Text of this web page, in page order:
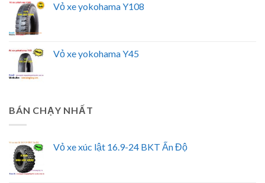
Vỏ xe yokohama Y108
Vỏ xe yokohama Y45
BÁN CHẠY NHẤT
Vỏ xe xúc lật 16.9-24 BKT Ấn Độ